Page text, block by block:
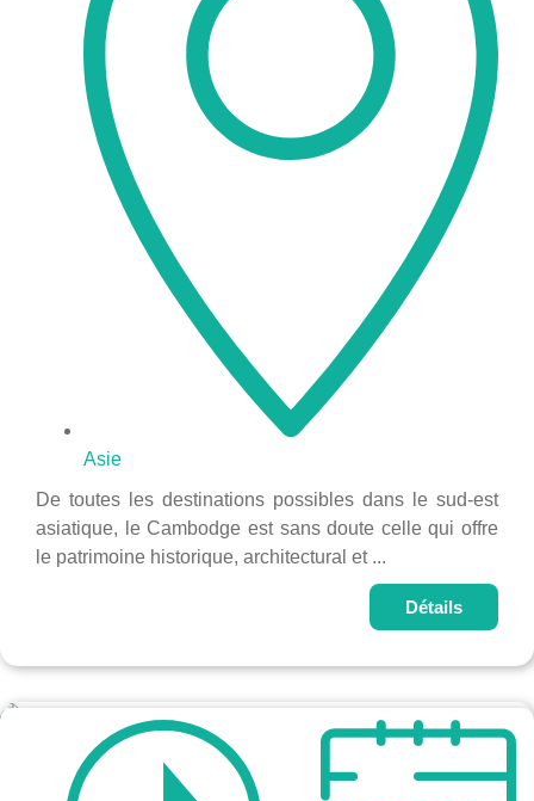
Asie
De toutes les destinations possibles dans le sud-est
asiatique, le Cambodge est sans doute celle qui offre
le patrimoine historique, architectural et ...
Détails